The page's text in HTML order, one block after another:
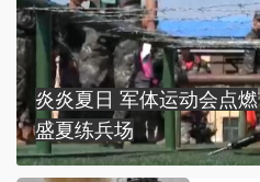
炎炎夏日 军体运动会点燃
盛夏练兵场